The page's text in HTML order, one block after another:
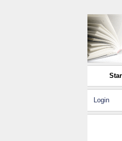
Login